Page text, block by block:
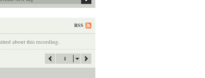
RSS
about this recording.
1